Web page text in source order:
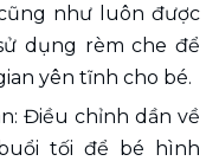
như luôn được
dụng rèm che để
yên tĩnh cho bé.
Điều chỉnh dần về
tối để bé hình